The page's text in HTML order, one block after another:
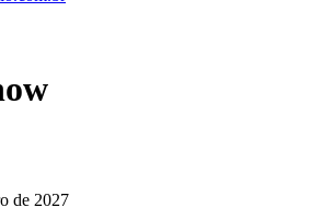
de 2027